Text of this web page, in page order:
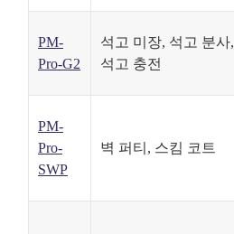
PM-
Pro-G2
석고 미장, 석고 분사,
석고 충전
PM-
Pro-
SWP
벽 퍼티, 스킴 코트